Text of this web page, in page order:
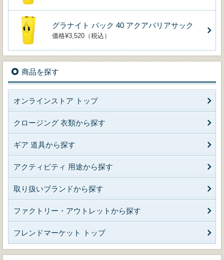
グラナイト パック 40 アクアバリアサック
価格¥3,520（税込）
商品を探す
オンラインストア トップ
クロージング 衣類から探す
ギア 道具から探す
アクティビティ 用途から探す
取り扱いブランドから探す
ファクトリー・アウトレットから探す
フレンドマーケット トップ